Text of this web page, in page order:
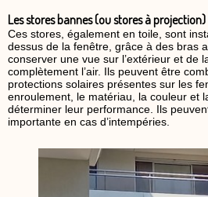
Les stores bannes (ou stores à projection)
Ces stores, également en toile, sont
dessus de la fenêtre, grâce à des bras
conserver une vue sur l’extérieur et de
complètement l’air. Ils peuvent être
protections solaires présentes sur les
enroulement, le matériau, la couleur et
déterminer leur performance. Ils
importante en cas d’intempéries.